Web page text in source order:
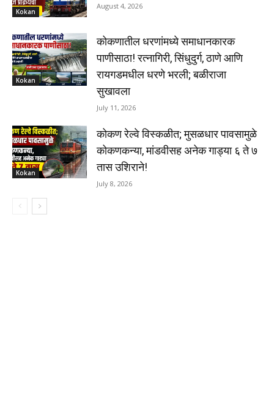
Kokan
August 4, 2026
Kokan
कोकणातील धरणांमध्ये समाधानकारक
पाणीसाठा! रत्नागिरी, सिंधुदुर्ग, ठाणे आणि
रायगडमधील धरणे भरली; बळीराजा
सुखावला
July 11, 2026
Kokan
कोकण रेल्वे विस्कळीत; मुसळधार पावसामुळे
कोकणकन्या, मांडवीसह अनेक गाड्या ६ ते ७
तास उशिराने!
July 8, 2026